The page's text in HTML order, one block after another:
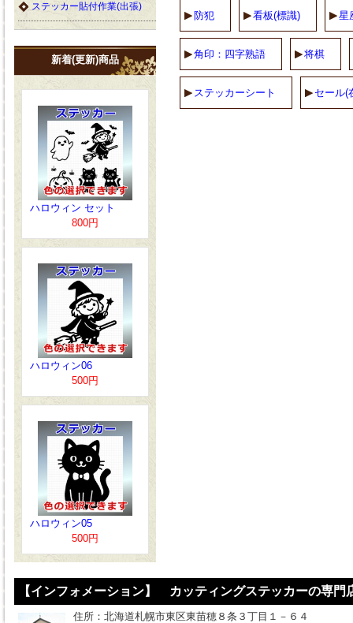
防犯 看板(標識) 星
角印：四字熟語 将棋
ステッカーシート セール(
ステッカー貼付作業(出張)
新着(更新)商品
ハロウィン セット
800円
ハロウィン06
500円
ハロウィン05
500円
【インフォメーション】 カッティングステッカーの専門
住所：北海道札幌市東区東苗穂８条３丁目１－６４